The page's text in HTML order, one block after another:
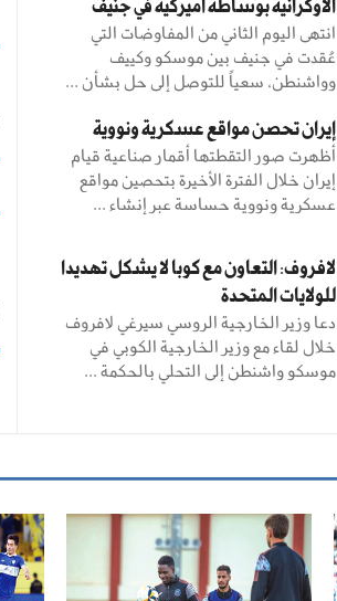
الأوكرانية بوساطة أميركية في جنيف
انتهى اليوم الثاني من المفاوضات التي
عُقدت في جنيف بين موسكو وكييف
وواشنطن، سعياً للتوصل إلى حل بشأن ...
إيران تحصن مواقع عسكرية ونووية
أظهرت صور التقطتها أقمار صناعية قيام
إيران خلال الفترة الأخيرة بتحصين مواقع
عسكرية ونووية حساسة عبر إنشاء ...
لافروف: التعاون مع كوبا لا يشكل تهديدا
للولايات المتحدة
دعا وزير الخارجية الروسي سيرغي لافروف
خلال لقاء مع وزير الخارجية الكوبي في
موسكو واشنطن إلى التحلي بالحكمة ...